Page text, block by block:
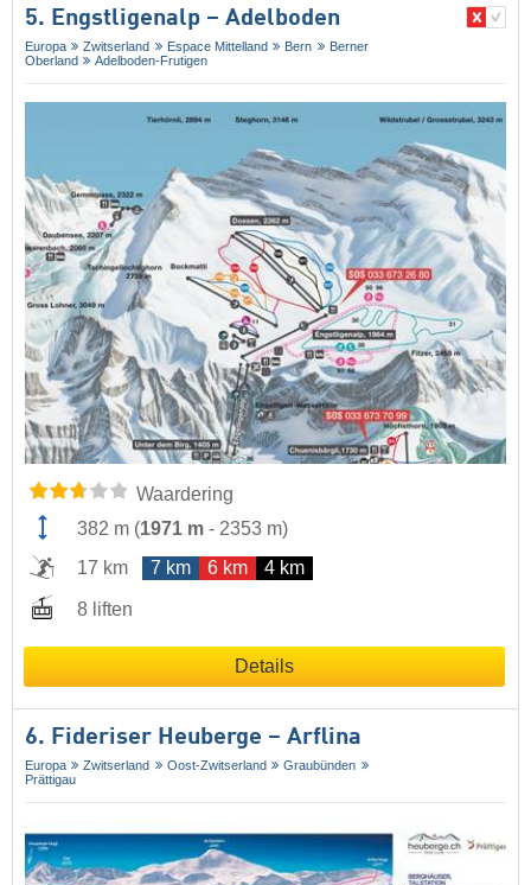
5. Engstligenalp – Adelboden
Europa Zwitserland Espace Mittelland Bern
Berner
Oberland
Adelboden-Frutigen
Waardering
382 m (1971 m - 2353 m)
17 km
7 km 6 km 4 km
8 liften
Details
6. Fideriser Heuberge – Arflina
Europa Zwitserland Oost-Zwitserland
Graubünden
Prättigau